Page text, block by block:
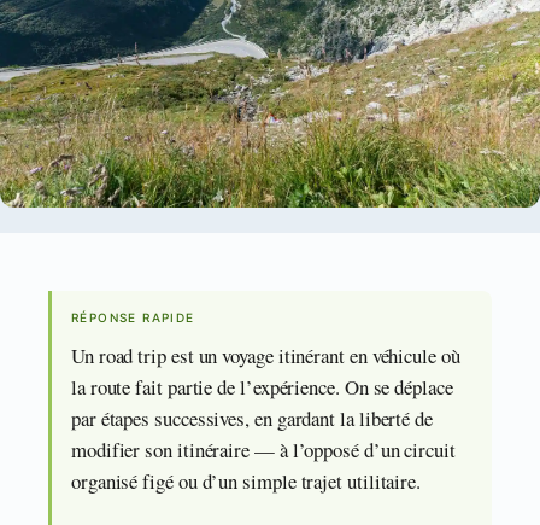
RÉPONSE RAPIDE
Un road trip est un voyage itinérant en véhicule où
la route fait partie de l’expérience. On se déplace
par étapes successives, en gardant la liberté de
modifier son itinéraire — à l’opposé d’un circuit
organisé figé ou d’un simple trajet utilitaire.